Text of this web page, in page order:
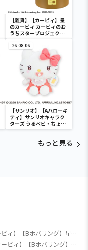
【雑貨】【カービィ】星
のカービィ カービィのお
うちスタープロジェクタ
26.08.06
【サンリオ】【Aハローキ
ティ】サンリオキャラク
ターズ うるベビ・ちょい
デカドール
もっと見る
【星のカービィ】【Bホバリング】星のカービィ 羊毛フェルト風ぬいぐるみ2
【星のカービィ】【Bホバリング】星のカービィ 羊毛フェルト風ぬいぐるみ2